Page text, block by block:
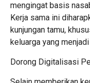
mengingat basis
Kerja sama ini
kunjungan tamu,
keluarga yang
Dorong Digitalisasi